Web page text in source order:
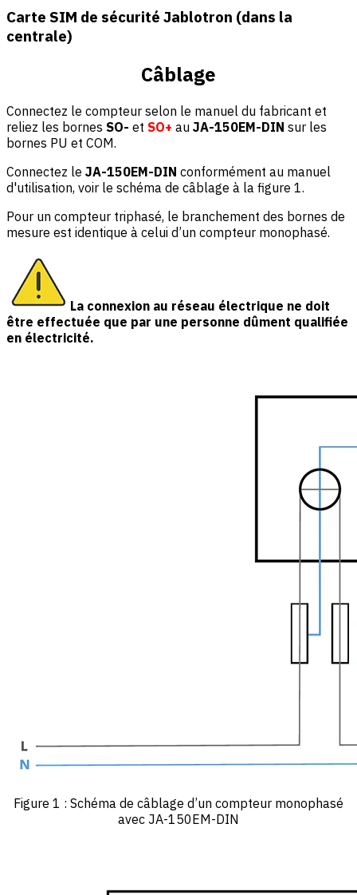
Carte SIM de sécurité Jablotron (dans la
centrale)
Câblage
Connectez le compteur selon le manuel du fabricant et
reliez les bornes SO- et SO+ au JA-150EM-DIN sur les
bornes PU et COM.
Connectez le JA-150EM-DIN conformément au manuel
d'utilisation, voir le schéma de câblage à la figure 1.
Pour un compteur triphasé, le branchement des bornes de
mesure est identique à celui d’un compteur monophasé.
La connexion au réseau électrique ne doit
être effectuée que par une personne dûment qualifiée
en électricité.
Figure 1 : Schéma de câblage d’un compteur monophasé
avec JA-150EM-DIN